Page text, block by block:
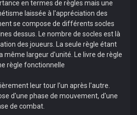
en termes de règles mais une
laissée à l'appréciation des
se compose de différents socles
dessus. Le nombre de socles est là
des joueurs. La seule règle étant
même largeur d'unité. Le livre de règle
règle fonctionnelle
leur tour l'un après l'autre.
d'une phase de mouvement, d'une
de combat.